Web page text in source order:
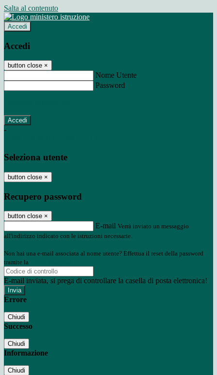
Salta al contenuto
Accedi
Accedi
button close ×
Nome Utente
Password
-
Seleziona utente
button close ×
Recupero password
button close ×
E-mail Verrà inviato un messaggio
all'indirizzo indicato con le istruzioni necessarie.
Non hai una e-mail associata al nome utente? Effettua il reset della password
tramite la
E-mail inviata, si prega di controllare la casella di posta elettronica!
Errore
Chiudi
Successo
Chiudi
Informazione
Chiudi